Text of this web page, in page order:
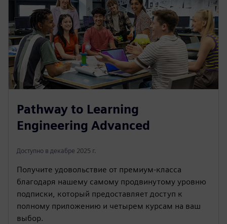
Pathway to Learning
Engineering Advanced
Доступно в декабре 2025 г.
Получите удовольствие от премиум-класса
благодаря нашему самому продвинутому уровню
подписки, который предоставляет доступ к
полному приложению и четырем курсам на ваш
выбор.